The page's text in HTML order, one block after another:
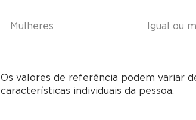
Mulheres Igual ou
Os valores de referência podem variar
características individuais da pessoa.